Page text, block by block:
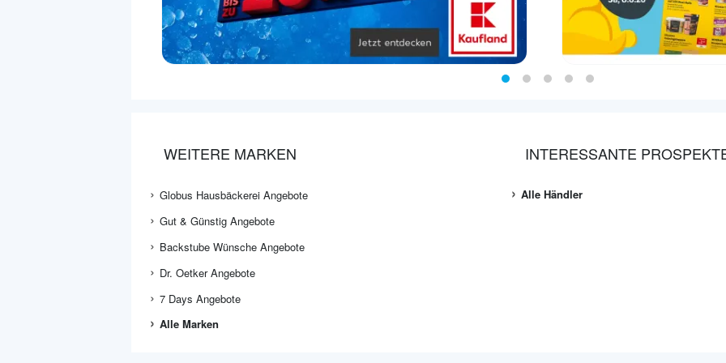
WEITERE MARKEN
Globus Hausbäckerei Angebote
Gut & Günstig Angebote
Backstube Wünsche Angebote
Dr. Oetker Angebote
7 Days Angebote
Alle Marken
INTERESSANTE
Alle Händler